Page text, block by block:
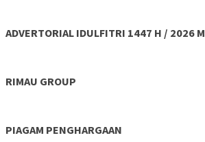
ADVERTORIAL IDULFITRI 1447 H / 2026 M
RIMAU GROUP
PIAGAM PENGHARGAAN